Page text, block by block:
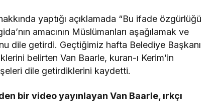
yaptığı açıklamada “Bu ifade özgürlüğü
amacının Müslümanları aşağılamak ve
dile getirdi. Geçtiğimiz hafta Belediye Başkanı
belirten Van Baarle, kuran-ı Kerim’in
dile getirdiklerini kaydetti.
bir video yayınlayan Van Baarle, ırkçı